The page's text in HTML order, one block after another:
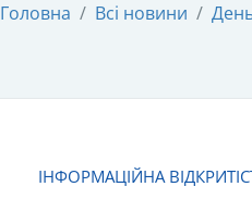
Головна / Всі новини /
ІНФОРМАЦІЙНА